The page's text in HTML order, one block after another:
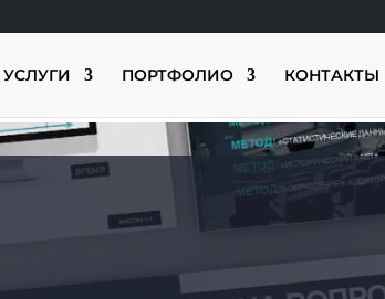
УСЛУГИ ПОРТФОЛИО КОНТАКТЫ